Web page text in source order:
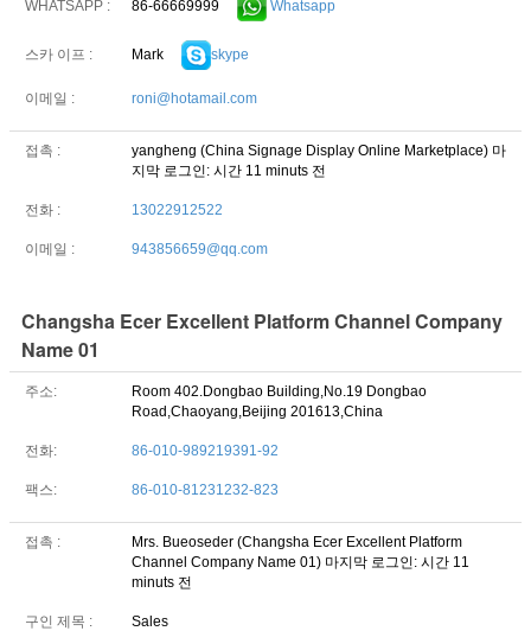
WHATSAPP : 86-66669999 Whatsapp
스카 이프 : Mark skype
이메일 : roni@hotamail.com
접촉 : yangheng (China Signage Display Online Marketplace) 마
지막 로그인: 시간 11 minuts 전
전화 : 13022912522
이메일 : 943856659@qq.com
Changsha Ecer Excellent Platform Channel Company
Name 01
주소:
Room 402.Dongbao Building,No.19 Dongbao
Road,Chaoyang,Beijing 201613,China
전화: 86-010-989219391-92
팩스: 86-010-81231232-823
접촉 :
Mrs. Bueoseder (Changsha Ecer Excellent Platform
Channel Company Name 01) 마지막 로그인: 시간 11
minuts 전
구인 제목 : Sales